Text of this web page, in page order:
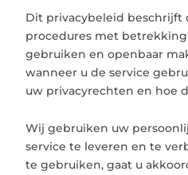
Dit privacybeleid beschrijft
procedures met
gebruiken en openbaar
wanneer u de service
uw privacyrechten en hoe
Wij gebruiken uw
service te leveren en te
te gebruiken, gaat u